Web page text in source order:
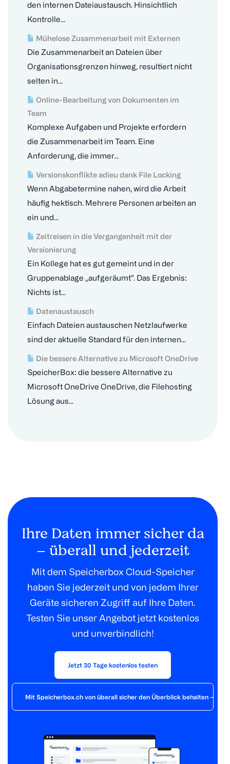
den internen Dateiaustausch. Hinsichtlich
Kontrolle...
Mühelose Zusammenarbeit mit Externen
Die Zusammenarbeit an Dateien über
Organisationsgrenzen hinweg, resultiert nicht
selten in...
Online-Bearbeitung von Dokumenten im
Team
Komplexe Aufgaben und Projekte erfordern
die Zusammenarbeit im Team. Eine
Anforderung, die immer...
Versionskonflikte adieu dank File Locking
Wenn Abgabetermine nahen, wird die Arbeit
häufig hektisch. Mehrere Personen arbeiten an
ein und...
Zeitreisen in die Vergangenheit mit der
Versionierung
Ein Kollege hat es gut gemeint und in der
Gruppenablage „aufgeräumt”. Das Ergebnis:
Nichts ist...
Datenaustausch
Einfach Dateien austauschen Netzlaufwerke
sind der aktuelle Standard für den internen...
Die bessere Alternative zu Microsoft OneDrive
SpeicherBox: die bessere Alternative zu
Microsoft OneDrive OneDrive, die Filehosting
Lösung aus...
Ihre Daten immer sicher da
– überall und jederzeit
Mit dem Speicherbox Cloud-Speicher
haben Sie jederzeit und von jedem Ihrer
Geräte sicheren Zugriff auf Ihre Daten.
Testen Sie unser Angebot jetzt kostenlos
und unverbindlich!
Jetzt 30 Tage kostenlos testen
Mit Speicherbox.ch von überall sicher den Überblick behalten – der